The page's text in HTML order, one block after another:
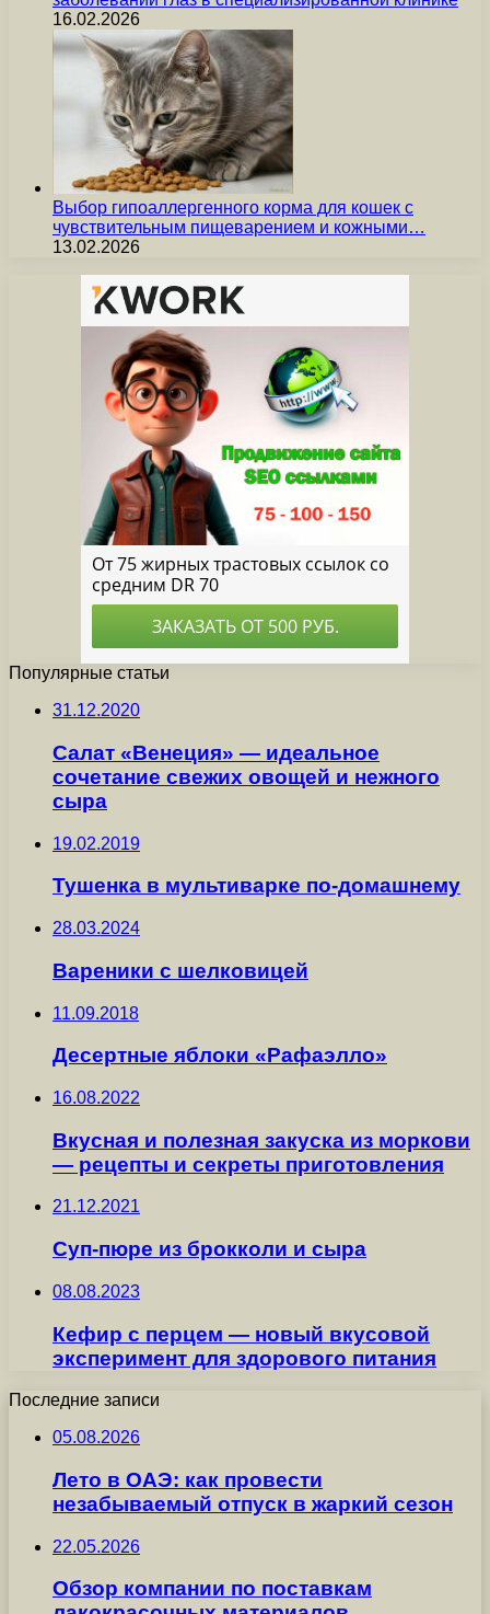
16.02.2026
Выбор гипоаллергенного корма для кошек с
чувствительным пищеварением и кожными…
13.02.2026
Популярные статьи
31.12.2020
Салат «Венеция» — идеальное
сочетание свежих овощей и нежного
сыра
19.02.2019
Тушенка в мультиварке по-домашнему
28.03.2024
Вареники с шелковицей
11.09.2018
Десертные яблоки «Рафаэлло»
16.08.2022
Вкусная и полезная закуска из моркови
— рецепты и секреты приготовления
21.12.2021
Суп-пюре из брокколи и сыра
08.08.2023
Кефир с перцем — новый вкусовой
эксперимент для здорового питания
Последние записи
05.08.2026
Лето в ОАЭ: как провести
незабываемый отпуск в жаркий сезон
22.05.2026
Обзор компании по поставкам